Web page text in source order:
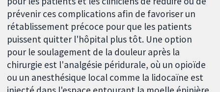
prévenir ces complications afin de favoriser un
rétablissement précoce pour que les patients
puissent quitter l'hôpital plus tôt. Une option
pour le soulagement de la douleur après la
chirurgie est l'analgésie péridurale, où un opioïde
ou un anesthésique local comme la lidocaïne est